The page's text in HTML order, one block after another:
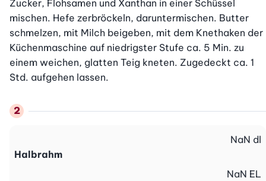
Zucker, Flohsamen und Xanthan in einer Schüssel
mischen. Hefe zerbröckeln, daruntermischen. Butter
schmelzen, mit Milch beigeben, mit dem Knethaken der
Küchenmaschine auf niedrigster Stufe ca. 5 Min. zu
einem weichen, glatten Teig kneten. Zugedeckt ca. 1
Std. aufgehen lassen.
Halbrahm
NaN dl
NaN EL